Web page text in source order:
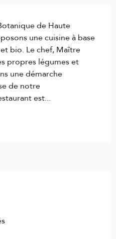
de Haute
une cuisine à base
bio. Le chef, Maître
propres légumes et
une démarche
de notre
est...